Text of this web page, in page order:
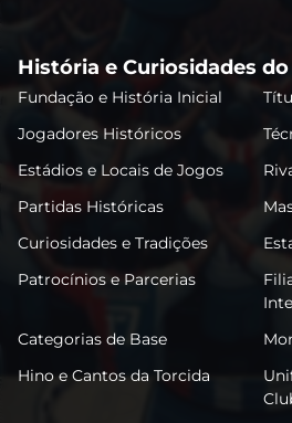
História e Curiosidades do
Fundação e História Inicial
Jogadores Históricos
Estádios e Locais de Jogos
Partidas Históricas
Curiosidades e Tradições
Patrocínios e Parcerias
Categorias de Base
Hino e Cantos da Torcida